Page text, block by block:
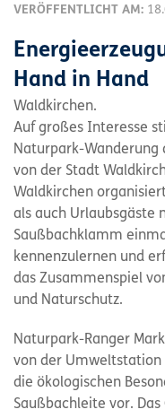
VERÖFFENTLICHT AM:
Hand in Hand
Waldkirchen.
Auf großes Interesse
Naturpark-Wanderung
von der Stadt
Waldkirchen
als auch Urlaubsgäste
Saußbachklamm
kennenzulernen und
das Zusammenspiel
und Naturschutz.
Naturpark-Ranger
von der
die ökologischen
Saußbachleite vor.